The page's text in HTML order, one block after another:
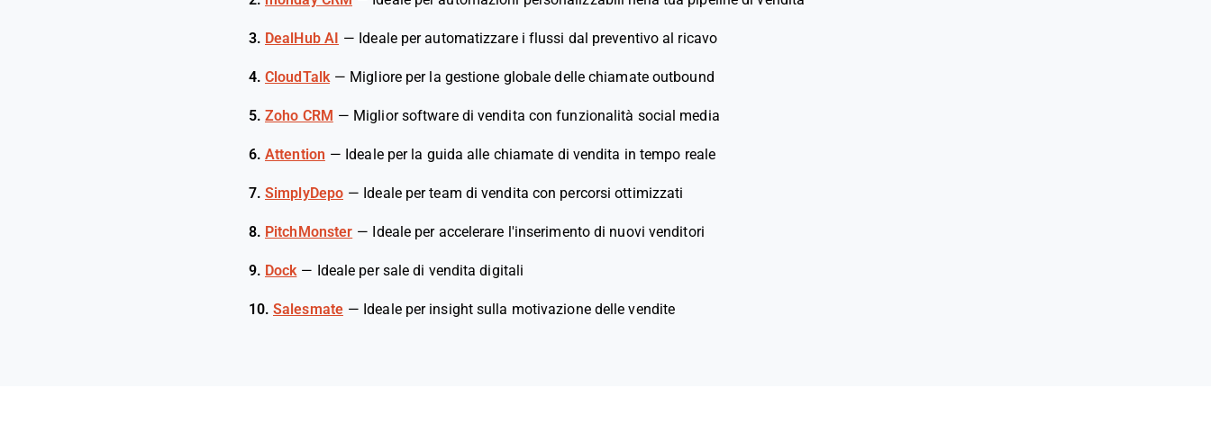
3. DealHub AI — Ideale per automatizzare i flussi dal preventivo al ricavo
4. CloudTalk — Migliore per la gestione globale delle chiamate outbound
5. Zoho CRM — Miglior software di vendita con funzionalità social media
6. Attention — Ideale per la guida alle chiamate di vendita in tempo reale
7. SimplyDepo — Ideale per team di vendita con percorsi ottimizzati
8. PitchMonster — Ideale per accelerare l'inserimento di nuovi venditori
9. Dock — Ideale per sale di vendita digitali
10. Salesmate — Ideale per insight sulla motivazione delle vendite